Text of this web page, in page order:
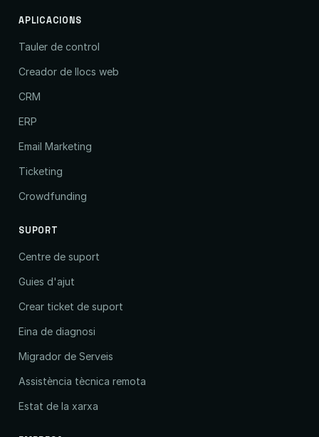
APLICACIONS
Tauler de control
Creador de llocs web
CRM
ERP
Email Marketing
Ticketing
Crowdfunding
SUPORT
Centre de suport
Guies d'ajut
Crear ticket de suport
Eina de diagnosi
Migrador de Serveis
Assistència tècnica remota
Estat de la xarxa